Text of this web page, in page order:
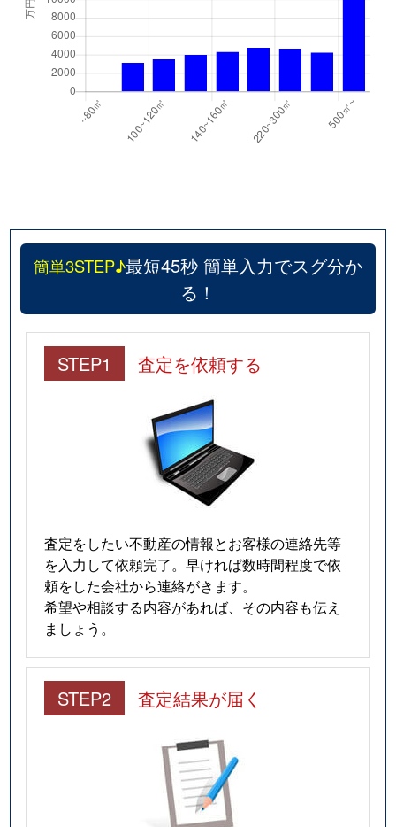
簡単3STEP♪最短45秒 簡単入力でスグ分か
る！
STEP1 査定を依頼する
査定をしたい不動産の情報とお客様の連絡先等
を入力して依頼完了。早ければ数時間程度で依
頼をした会社から連絡がきます。
希望や相談する内容があれば、その内容も伝え
ましょう。
STEP2 査定結果が届く